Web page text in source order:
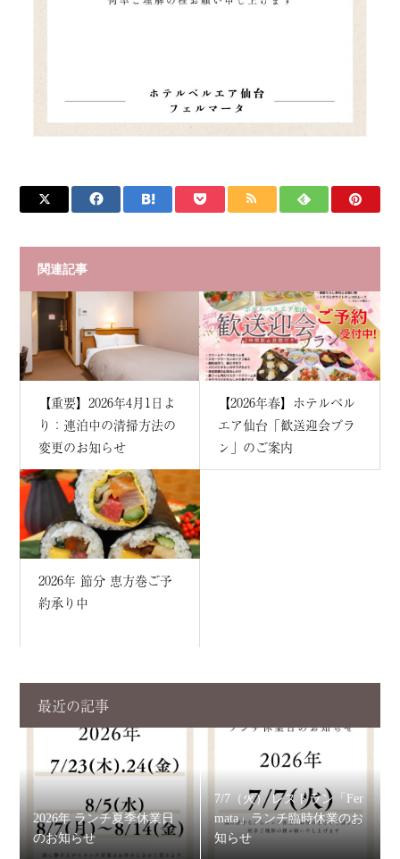
関連記事
【重要】2026年4月1日よ
り：連泊中の清掃方法の
変更のお知らせ
【2026年春】ホテルベル
エア仙台「歓送迎会プラ
ン」のご案内
2026年 節分 恵方巻ご予
約承り中
最近の記事
2026年 ランチ夏季休業日
のお知らせ
7/7（火） レストラン「Fer
mata」ランチ臨時休業のお
知らせ